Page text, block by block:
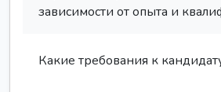
зависимости от опыта и
Какие требования к